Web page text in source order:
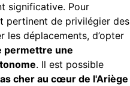
significative. Pour
pertinent de privilégier des
déplacements, d’opter
permettre une
. Il est possible
cher au cœur de l'Ariège